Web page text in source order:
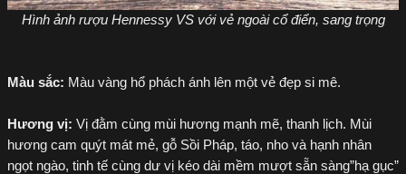
Hình ảnh rượu Hennessy VS với vẻ ngoài cổ điển, sang trọng
Màu sắc: Màu vàng hổ phách ánh lên một vẻ đẹp si mê.
Hương vị: Vị đằm cùng mùi hương mạnh mẽ, thanh lịch. Mùi
hương cam quýt mát mẻ, gỗ Sồi Pháp, táo, nho và hạnh nhân
ngọt ngào, tinh tế cùng dư vị kéo dài mềm mượt sẵn sàng”hạ gục”